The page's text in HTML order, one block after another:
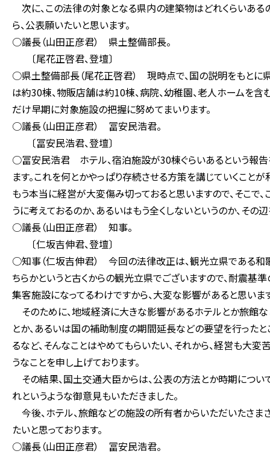
次に、この法律の対象となる県内の建築物はどれくらいあ
ら、公表願いたいと思います。
○議長（山田正彦君） 県土整備部長。
〔尾花正啓君、登壇〕
○県土整備部長（尾花正啓君） 現時点で、国の説明をもとに
は約30棟、物販店舗は約10棟、病院、幼稚園、老人ホームを含
だけ早期に対象施設の把握に努めてまいります。
○議長（山田正彦君） 冨安民浩君。
〔冨安民浩君、登壇〕
○冨安民浩君 ホテル、宿泊施設が30棟ぐらいあるという報告
ます。これを何とかやっぱり存続させる方策を講じていくこ
もう本当に経営が大変傷み切っておると思いますので、そこ
うに考えておるのか、あるいはもう全くしないというのか、その
○議長（山田正彦君） 知事。
〔仁坂吉伸君、登壇〕
○知事（仁坂吉伸君） 今回の法律改正は、観光立県である和
ちらかというと古くからの観光立県でございますので、耐震基
集客施設になってるわけですから、大変な影響があると思いま
そのために、地域経済に大きな影響があるホテルとか旅館
とか、あるいは国の補助制度の期間延長などの要望を行った
るなど、そんなことはやめてもらいたい、それから、経営も大
うなことを申し上げております。
その結果、国土交通大臣からは、公表の方法とか時期につい
れというような御意見もいただきました。
今後、ホテル、旅館などの施設の所有者からいただいたさま
たいと思っております。
○議長（山田正彦君） 冨安民浩君。